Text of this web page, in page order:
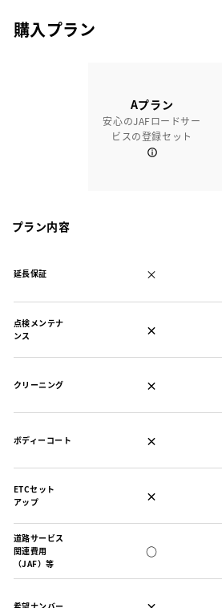
購入プラン
Aプラン
安心のJAFロードサー
ビスの登録セット
プラン内容
延長保証 ×
点検メンテナ
ンス
×
クリーニング ×
ボディーコート ×
ETCセット
アップ
×
道路サービス
関連費用
（JAF）等
○